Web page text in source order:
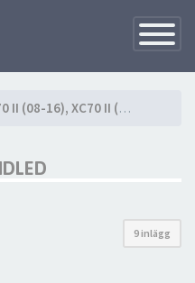
Toggle
16), XC70 II (08-16)
9 inlägg